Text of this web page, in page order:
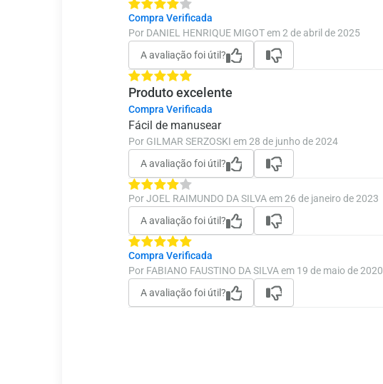
Compra Verificada
Por DANIEL HENRIQUE MIGOT em 2 de abril de 2025
A avaliação foi útil?
Produto excelente
Compra Verificada
Fácil de manusear
Por GILMAR SERZOSKI em 28 de junho de 2024
A avaliação foi útil?
Por JOEL RAIMUNDO DA SILVA em 26 de janeiro de 2023
A avaliação foi útil?
Compra Verificada
Por FABIANO FAUSTINO DA SILVA em 19 de maio de 2020
A avaliação foi útil?